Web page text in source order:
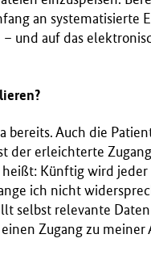
an systematisierte
und auf das
bereits. Auch die
der erleichterte
heißt: Künftig wird
ich nicht
selbst relevante
Zugang zu meiner